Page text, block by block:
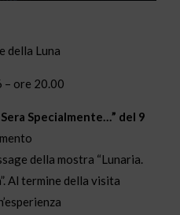
della Luna
– ore 20.00
Specialmente…” del 9
ento
e della mostra “Lunaria.
. Al termine della visita
’esperienza